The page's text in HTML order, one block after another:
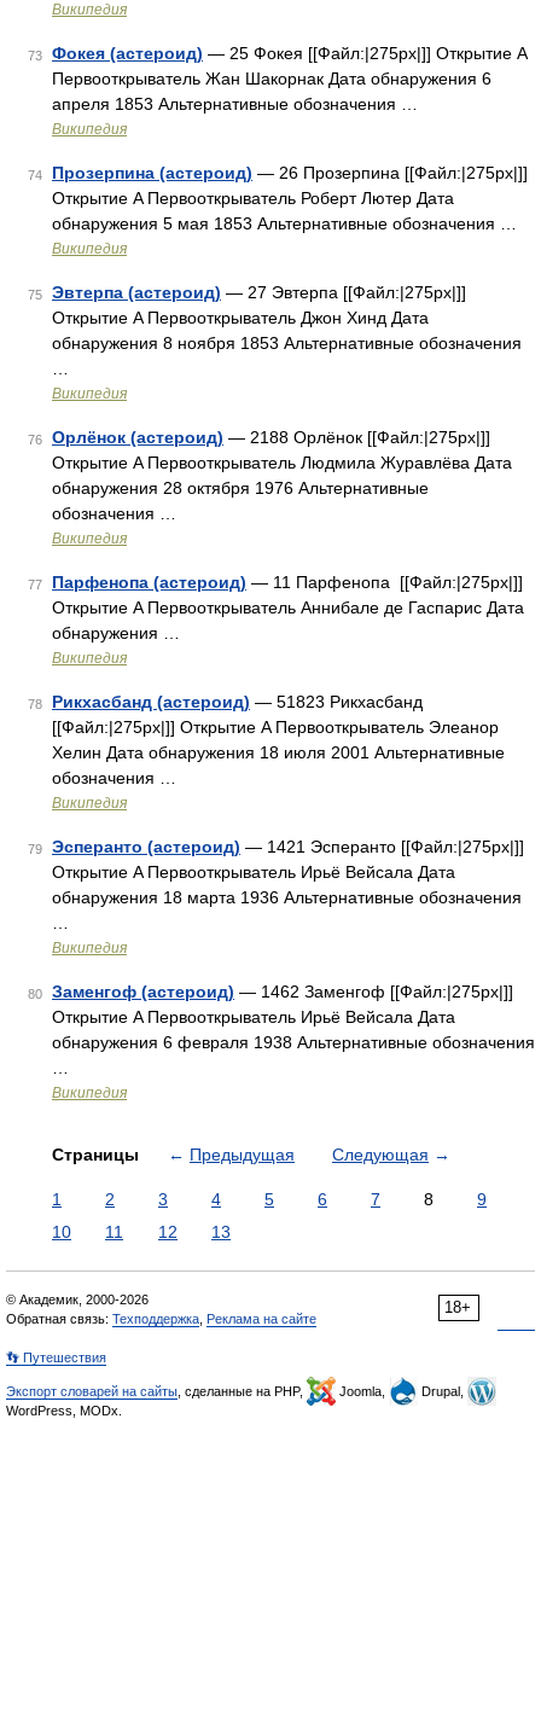
Википедия
73 Фокея (астероид) — 25 Фокея [[Файл:|275px|]] Открытие A
Первооткрыватель Жан Шакорнак Дата обнаружения 6
апреля 1853 Альтернативные обозначения …
Википедия
74 Прозерпина (астероид) — 26 Прозерпина [[Файл:|275px|]]
Открытие A Первооткрыватель Роберт Лютер Дата
обнаружения 5 мая 1853 Альтернативные обозначения …
Википедия
75 Эвтерпа (астероид) — 27 Эвтерпа [[Файл:|275px|]]
Открытие A Первооткрыватель Джон Хинд Дата
обнаружения 8 ноября 1853 Альтернативные обозначения
Википедия
76 Орлёнок (астероид) — 2188 Орлёнок [[Файл:|275px|]]
Открытие A Первооткрыватель Людмила Журавлёва Дата
обнаружения 28 октября 1976 Альтернативные
обозначения …
Википедия
77 Парфенопа (астероид) — 11 Парфенопа [[Файл:|275px|]]
Открытие A Первооткрыватель Аннибале де Гаспарис Дата
обнаружения …
Википедия
78 Рикхасбанд (астероид) — 51823 Рикхасбанд
[[Файл:|275px|]] Открытие A Первооткрыватель Элеанор
Хелин Дата обнаружения 18 июля 2001 Альтернативные
обозначения …
Википедия
79 Эсперанто (астероид) — 1421 Эсперанто [[Файл:|275px|]]
Открытие A Первооткрыватель Ирьё Вейсала Дата
обнаружения 18 марта 1936 Альтернативные обозначения
Википедия
80 Заменгоф (астероид) — 1462 Заменгоф [[Файл:|275px|]]
Открытие A Первооткрыватель Ирьё Вейсала Дата
обнаружения 6 февраля 1938 Альтернативные обозначения
Википедия
Страницы ← Предыдущая Следующая →
1 2 3 4 5 6 7 8
9
10
11 12 13
18+
© Академик, 2000-2026
Обратная связь: Техподдержка Реклама на сайте
👣 Путешествия
Экспорт словарей на сайты , сделанные на PHP, Joomla,
Drupal,
WordPress, MODx.